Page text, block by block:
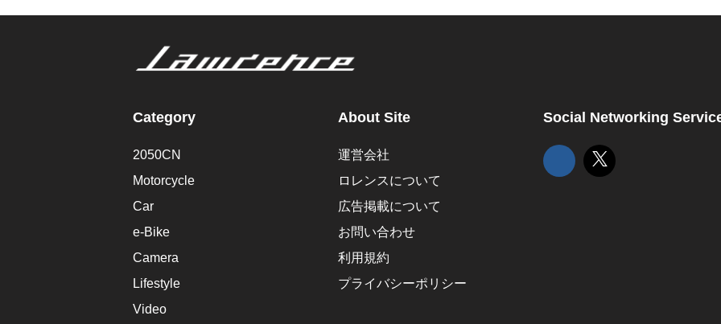
Category
2050CN
Motorcycle
Car
e-Bike
Camera
Lifestyle
Video
About Site
運営会社
ロレンスについて
広告掲載について
お問い合わせ
利用規約
プライバシーポリシー
Social Networking